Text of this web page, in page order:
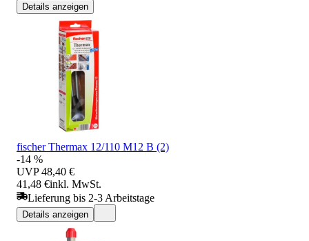
Details anzeigen
fischer Thermax 12/110 M12 B (2)
-14 %
UVP 48,40 €
41,48 €inkl. MwSt.
Lieferung bis 2-3 Arbeitstage
Details anzeigen